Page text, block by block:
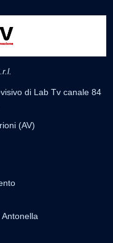
di Lab Tv canale 84
(AV)